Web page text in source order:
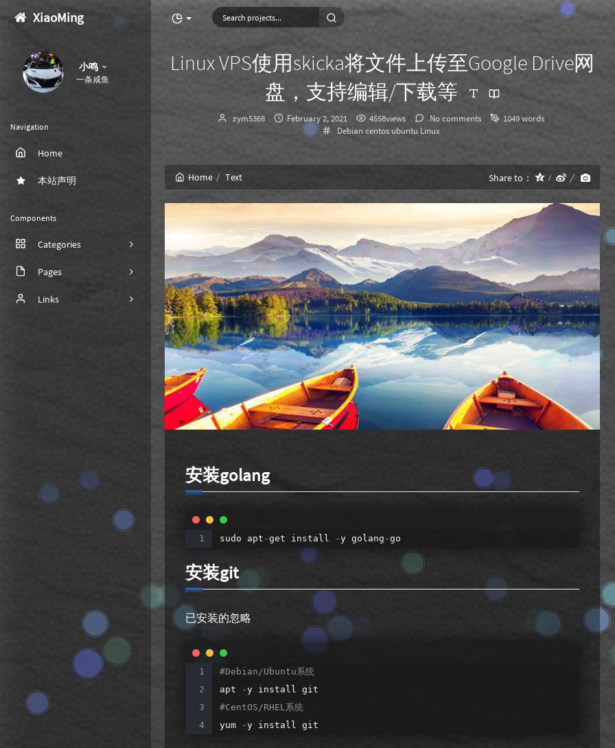
XiaoMing
小鸣
一条咸鱼
Navigation
Home
本站声明
Components
Categories
9
17
Pages
Links
Linux VPS使用skicka将文件上传至Google Drive网
盘，支持编辑/下载等
Author：
zym5368
发
February 2, 2021 4558views No comments
1049 words
Categories：
Debian centos ubuntu Linux
Home Text Share to：
安装golang
sudo apt -get install -y golang -go
安装git
已安装的忽略
#Debian/Ubuntu系统
apt
-y install git
#CentOS/RHEL系统
yum
-y install git